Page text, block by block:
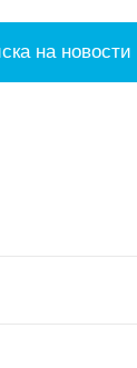
на новости